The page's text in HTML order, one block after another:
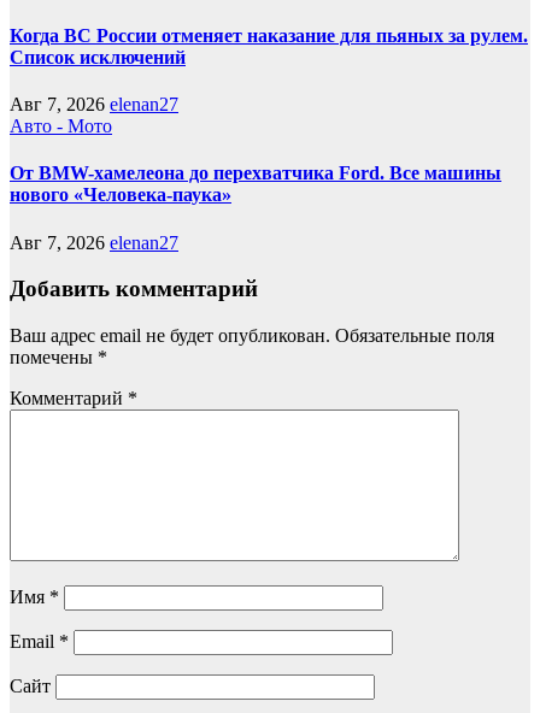
Когда ВС России отменяет наказание для пьяных за рулем.
Список исключений
Авг 7, 2026 elenan27
Авто - Мото
От BMW-хамелеона до перехватчика Ford. Все машины
нового «Человека-паука»
Авг 7, 2026 elenan27
Добавить комментарий
Ваш адрес email не будет опубликован. Обязательные поля
помечены *
Комментарий *
Имя *
Email *
Сайт